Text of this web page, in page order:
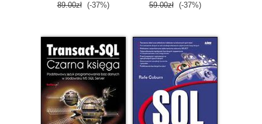
89.00zł (-37%) 59.00zł (-37%)